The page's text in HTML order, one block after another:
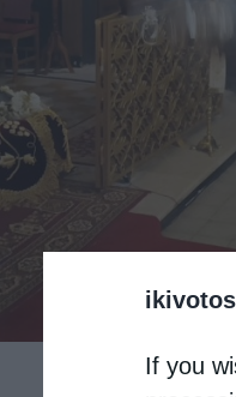
If you